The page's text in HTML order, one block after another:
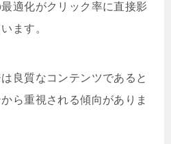
適化がクリック率に直接影
ます。
良質なコンテンツであると
ら重視される傾向がありま